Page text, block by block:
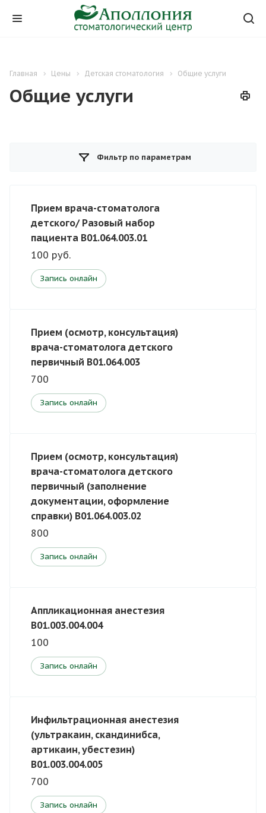
Главная Цены Детская стоматология Общие услуги
Общие услуги
Фильтр по параметрам
Прием врача-стоматолога
детского/ Разовый набор
пациента B01.064.003.01
100 руб.
Запись онлайн
Прием (осмотр, консультация)
врача-стоматолога детского
первичный B01.064.003
700
Запись онлайн
Прием (осмотр, консультация)
врача-стоматолога детского
первичный (заполнение
документации, оформление
справки) B01.064.003.02
800
Запись онлайн
Аппликационная анестезия
В01.003.004.004
100
Запись онлайн
Инфильтрационная анестезия
(ультракаин, скандинибса,
артикаин, убестезин)
В01.003.004.005
700
Запись онлайн